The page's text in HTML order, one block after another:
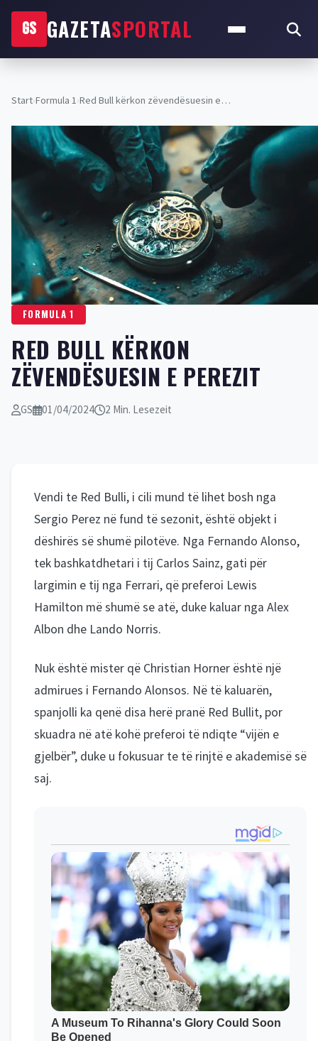
GS GAZETASPORTAL
Start›Formula 1›Red Bull kërkon zëvendësuesin e…
FORMULA 1
RED BULL KËRKON
ZËVENDËSUESIN E PEREZIT
GS 01/04/2024 2 Min. Lesezeit
Vendi te Red Bulli, i cili mund të lihet bosh nga
Sergio Perez në fund të sezonit, është objekt i
dëshirës së shumë pilotëve. Nga Fernando Alonso,
tek bashkatdhetari i tij Carlos Sainz, gati për
largimin e tij nga Ferrari, që preferoi Lewis
Hamilton më shumë se atë, duke kaluar nga Alex
Albon dhe Lando Norris.
Nuk është mister që Christian Horner është një
admirues i Fernando Alonsos. Në të kaluarën,
spanjolli ka qenë disa herë pranë Red Bullit, por
skuadra në atë kohë preferoi të ndiqte “vijën e
gjelbër”, duke u fokusuar te të rinjtë e akademisë së
saj.